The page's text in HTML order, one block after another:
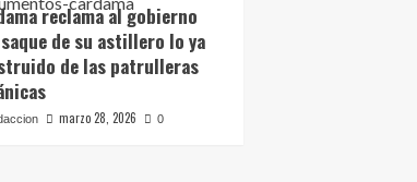
reclama al gobierno
de su astillero lo ya
de las patrulleras
marzo 28, 2026 0